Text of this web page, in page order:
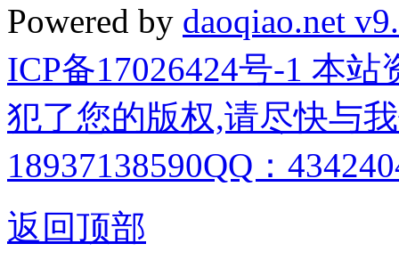
Powered by daoqiao.net
ICP备17026424号-1 本
犯了您的版权,请尽快与
18937138590QQ：
返回顶部